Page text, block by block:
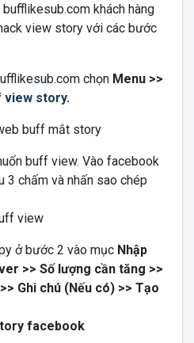
khách hàng
view story với các bước
chọn Menu >>
view story.
buff view. Vào facebook
3 chấm và nhấn sao chép
ở bước 2 vào mục Nhập
>> Số lượng cần tăng >>
Ghi chú (Nếu có) >> Tạo